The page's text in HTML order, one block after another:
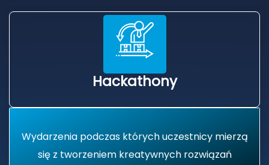
Hackathony
Wydarzenia podczas których uczestnicy mierzą
się z tworzeniem kreatywnych rozwiązań